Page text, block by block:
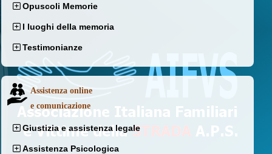
Opuscoli Memorie
I luoghi della memoria
Testimonianze
Assistenza online
e comunicazione
Giustizia e assistenza legale
Assistenza Psicologica